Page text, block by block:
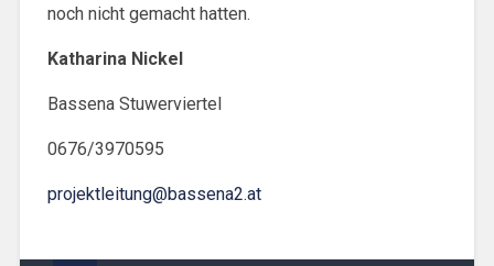
noch nicht gemacht hatten.
Katharina Nickel
Bassena Stuwerviertel
0676/3970595
projektleitung@bassena2.at